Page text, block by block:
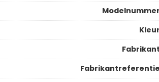
Modelnummer
Kleur
Fabrikant
Fabrikantreferentie